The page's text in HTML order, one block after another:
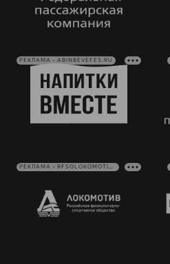
РЕКЛАМА • ABINBEVEFES.RU
РЕКЛАМА • RFSOLOKOMOTIV.RU